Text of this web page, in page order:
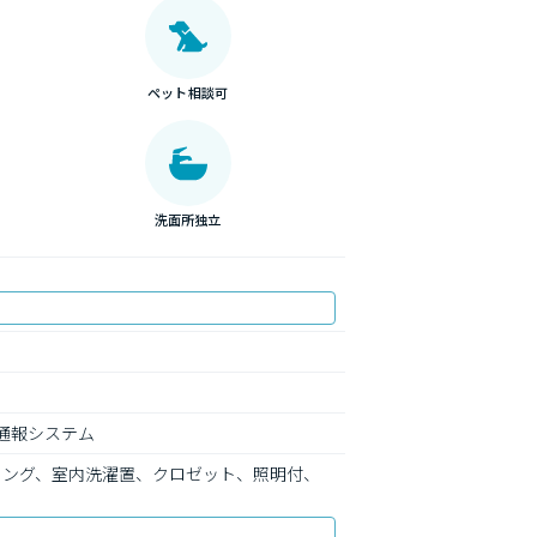
ペット相談可
洗面所独立
報システム
グ、室内洗濯置、クロゼット、照明付、